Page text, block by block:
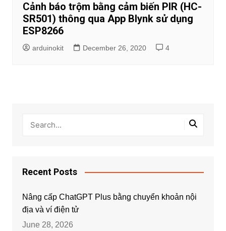
Cảnh báo trộm bằng cảm biến PIR (HC-
SR501) thông qua App Blynk sử dụng
ESP8266
arduinokit December 26, 2020 4
Recent Posts
Nâng cấp ChatGPT Plus bằng chuyển khoản nội
địa và ví điện tử
June 28, 2026